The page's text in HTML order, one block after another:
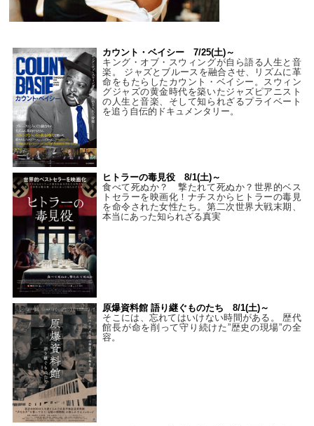
カウント・ベイシー 7/25(土)～
キング・オブ・スウィングが自ら語る人生と音
楽。 ジャズとブルースを融合させ、リズムに革
命をもたらしたカウント・ベイシー。スウィン
グジャズの黄金時代を築いたジャズピアニスト
の人生と音楽、そして知られざるプライベート
を追う自伝的ドキュメンタリー。
ヒトラーの毒見役 8/1(土)～
食べて死ぬか？ 撃たれて死ぬか？世界的ベス
トセラーを映画化！ナチスからヒトラーの毒見
を命令された女性たち。第二次世界大戦末期、
本当にあった知られざる真実
原爆資料館 語り継ぐものたち 8/1(土)～
そこには、忘れてはいけない時間がある。 歴代
館長が命を削って守り続けた”歴史の現場”の全
容。